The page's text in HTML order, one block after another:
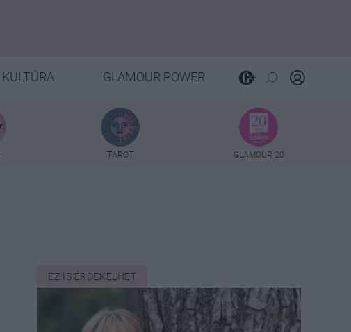
KULTÚRA GLAMOUR POWER
TAROT GLAMOUR 20
EZ IS ÉRDEKELHET